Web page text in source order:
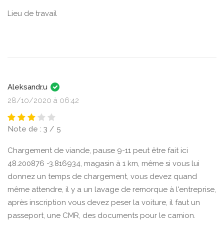
Lieu de travail
Aleksandr.u
28/10/2020 à 06:42
Note de : 3 / 5
Chargement de viande, pause 9-11 peut être fait ici
48.200876 -3.816934, magasin à 1 km, même si vous lui
donnez un temps de chargement, vous devez quand
même attendre, il y a un lavage de remorque à l'entreprise,
après inscription vous devez peser la voiture, il faut un
passeport, une CMR, des documents pour le camion.